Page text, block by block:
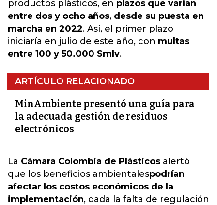
productos plásticos, en plazos que varían
entre dos y ocho años, desde su puesta en
marcha en 2022. Así, el primer plazo
iniciaría en julio de este año, con multas
entre 100 y 50.000 Smlv.
ARTÍCULO RELACIONADO
MinAmbiente presentó una guía para
la adecuada gestión de residuos
electrónicos
La Cámara Colombia de Plásticos alertó
que los beneficios ambientalespodrían
afectar los costos económicos de la
implementación, dada la falta de regulación